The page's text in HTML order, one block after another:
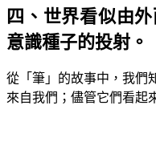
四、世界看似由
意識種子的投射。
從「筆」的故事中，我們
來自我們；儘管它們看起